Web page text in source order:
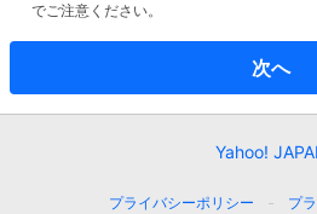
でご注意ください。
次へ
Yahoo!
プライバシーポリシー
プ